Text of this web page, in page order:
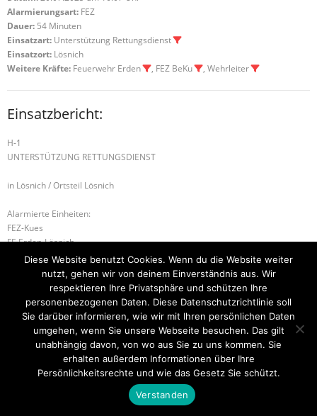
Alarmierungsart: FEZ
Dauer: 54 Minuten
Einsatzart: Unterstützung Rettungsdienst
Einsatzort: Lösnich
Weitere Kräfte: Feuerwehr Erden , FEZ BeKu , Wehrleiter
Einsatzbericht:
H-1
UNTERSTÜTZUNG RETTUNGSDIENST
in Lösnich / Ortsteil Lösnich
Alarmierte Einheiten:
FEZ-Kues
FF-Erden-Lösnich
BeKu WL
H-2 VERKEHRSUNFALL U-2 UMGESTÜRZTER BAUM
Startseite Einsätze Mitglied werden Über uns
Bilder
Kontakt
Theme byThink Up Themes Ltd. Powered byWordPress.
Diese Website benutzt Cookies. Wenn du die Website weiter
nutzt, gehen wir von deinem Einverständnis aus. Wir
respektieren Ihre Privatsphäre und schützen Ihre
personenbezogenen Daten. Diese Datenschutzrichtlinie soll
Sie darüber informieren, wie wir mit Ihren persönlichen Daten
umgehen, wenn Sie unsere Webseite besuchen. Das gilt
unabhängig davon, von wo aus Sie zu uns kommen. Sie
erhalten außerdem Informationen über Ihre
Persönlichkeitsrechte und wie das Gesetz Sie schützt.
Verstanden